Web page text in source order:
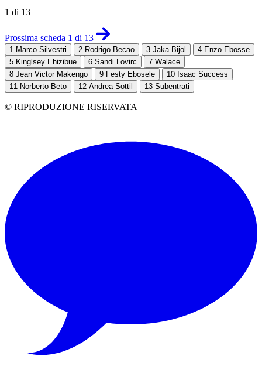
1 di 13
Prossima scheda 1 di 13
1 Marco Silvestri 2 Rodrigo Becao 3 Jaka Bijol 4 Enzo Ebosse
5 Kinglsey Ehizibue 6 Sandi Lovirc 7 Walace
8 Jean Victor Makengo 9 Festy Ebosele 10 Isaac Success
11 Norberto Beto 12 Andrea Sottil 13 Subentrati
© RIPRODUZIONE RISERVATA